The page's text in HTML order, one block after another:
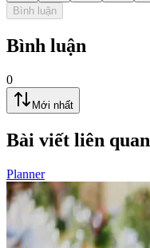
Bình luận
Bình luận
0
Mới nhất
Bài viết liên quan
Planner